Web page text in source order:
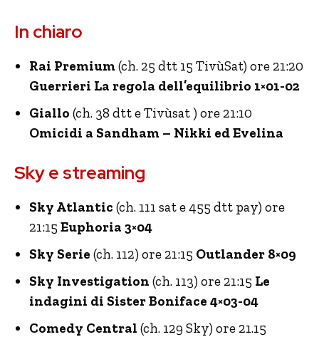
In chiaro
Rai Premium(ch. 25 dtt 15 TivùSat) ore 21:20
Guerrieri La regola dell’equilibrio 1×01-02
Giallo (ch. 38 dtt e Tivùsat ) ore 21:10
Omicidi a Sandham – Nikki ed Evelina
Sky e streaming
Sky Atlantic (ch. 111 sat e 455 dtt pay) ore
21:15 Euphoria 3×04
Sky Serie (ch. 112) ore 21:15 Outlander 8×09
Sky Investigation (ch. 113) ore 21:15 Le
indagini di Sister Boniface 4×03-04
Comedy Central (ch. 129 Sky) ore 21.15